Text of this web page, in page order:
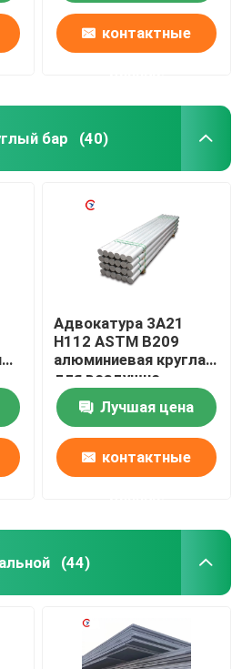
контактные
бар (40)
Адвокатура 3A21
H112 ASTM B209
алюминиевая круглая
для воздушно-
космического
пространства
авиации
Лучшая цена
контактные
(44)